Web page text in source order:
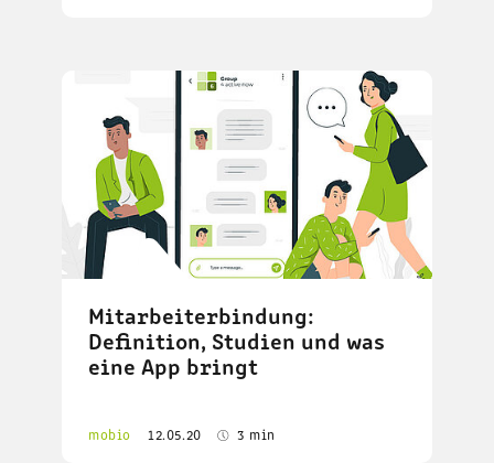
Mitarbeiterbindung:
Definition, Studien und was
eine App bringt
mobio 12.05.20 3 min